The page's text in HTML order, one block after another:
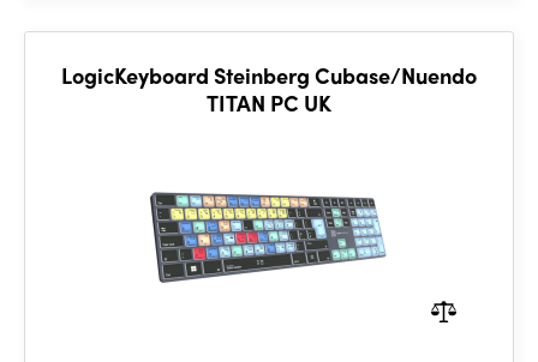
LogicKeyboard Steinberg Cubase/Nuendo
TITAN PC UK